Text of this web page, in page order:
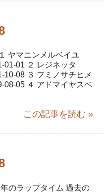
ヤマニンメルベイユ
01-01 ２ レジネッタ
10-08 ３ フミノサチヒメ
08-05 ４ アドマイヤスペ
この記事を読む »
のラップタイム 過去の